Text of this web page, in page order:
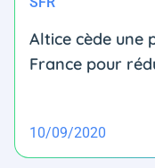
Altice cède une
France pour
10/09/2020